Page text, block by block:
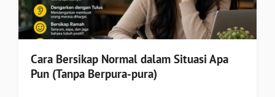
Cara Bersikap Normal dalam Situasi Apa
Pun (Tanpa Berpura-pura)